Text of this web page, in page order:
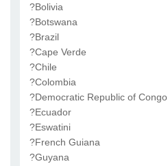
?Bolivia
?Botswana
?Brazil
?Cape Verde
?Chile
?Colombia
?Democratic Republic of Congo
?Ecuador
?Eswatini
?French Guiana
?Guyana